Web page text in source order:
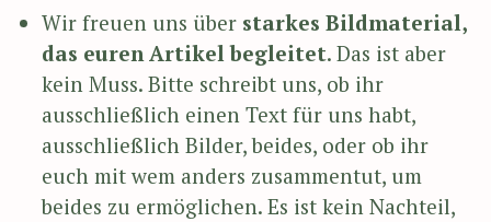
Wir freuen uns über starkes Bildmaterial,
das euren Artikel begleitet. Das ist aber
kein Muss. Bitte schreibt uns, ob ihr
ausschließlich einen Text für uns habt,
ausschließlich Bilder, beides, oder ob ihr
euch mit wem anders zusammentut, um
beides zu ermöglichen. Es ist kein Nachteil,